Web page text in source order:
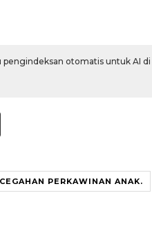
otomatis untuk AI di
PERKAWINAN ANAK.